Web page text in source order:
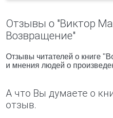
Отзывы о "Виктор
Возвращение"
Отзывы читателей о книге
и мнения людей о
А что Вы думаете о
отзыв.